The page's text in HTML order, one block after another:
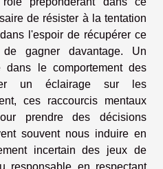
de résister à la tentation
l'espoir de récupérer ce
gagner davantage. Un
dans le comportement des
un éclairage sur les
ces raccourcis mentaux
prendre des décisions
souvent nous induire en
incertain des jeux de
responsable en respectant